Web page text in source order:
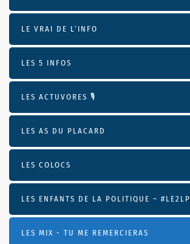
LE VRAI DE L’INFO
LES 5 INFOS
LES ACTUVORES 🎙
LES AS DU PLACARD
LES COLOCS
LES ENFANTS DE LA POLITIQUE – #LE2LP
LES MIX - TU ME REMERCIERAS